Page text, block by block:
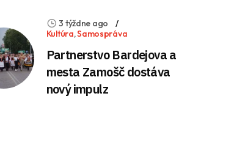
3 týždne ago
Kultúra,Samospráva
Partnerstvo Bardejova a
mesta Zamošč dostáva
nový impulz